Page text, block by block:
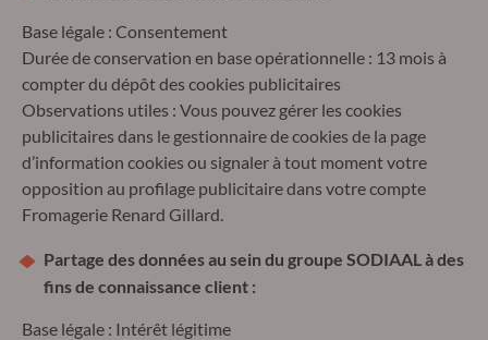
Base légale : Consentement
Durée de conservation en base opérationnelle : 13 mois à
compter du dépôt des cookies publicitaires
Observations utiles : Vous pouvez gérer les cookies
publicitaires dans le gestionnaire de cookies de la page
d’information cookies ou signaler à tout moment votre
opposition au profilage publicitaire dans votre compte
Fromagerie Renard Gillard.
Partage des données au sein du groupe SODIAAL à des
fins de connaissance client :
Base légale : Intérêt légitime